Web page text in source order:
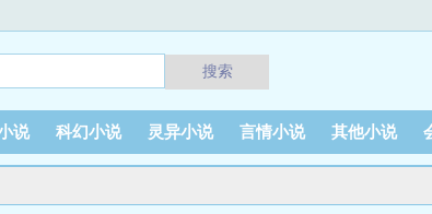
搜索
说 科幻小说 灵异小说 言情小说 其他小说